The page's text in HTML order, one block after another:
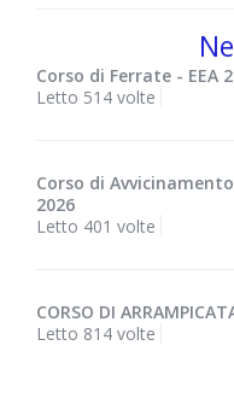
Corso di Ferrate - EEA
Letto 514 volte
Corso di
2026
Letto 401 volte
CORSO DI
Letto 814 volte